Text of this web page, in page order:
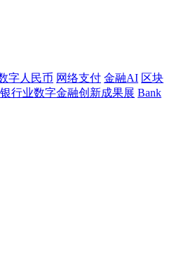
字人民币 网络支付 金融AI 区块
银行业数字金融创新成果展 Bank